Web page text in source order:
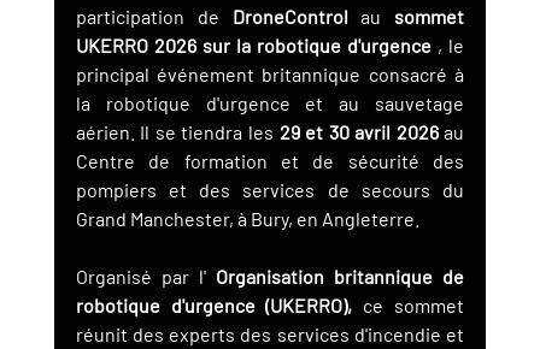
participation de DroneControl au sommet
UKERRO 2026 sur la robotique d'urgence , le
principal événement britannique consacré à
la robotique d'urgence et au sauvetage
aérien. Il se tiendra les 29 et 30 avril 2026 au
Centre de formation et de sécurité des
pompiers et des services de secours du
Grand Manchester, à Bury, en Angleterre.
Organisé par l' Organisation britannique de
robotique d'urgence (UKERRO), ce sommet
réunit des experts des services d'incendie et